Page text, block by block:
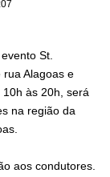
St.
rua Alagoas e
às 20h, será
na região da
aos condutores.